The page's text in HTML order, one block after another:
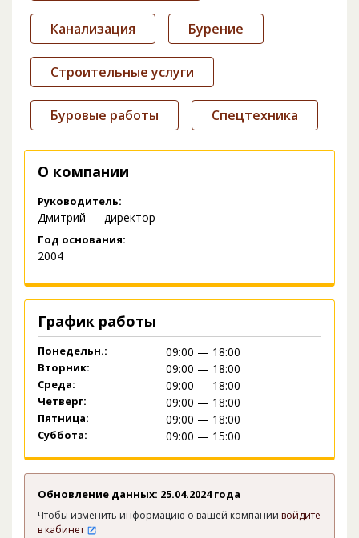
Канализация Бурение
Строительные услуги
Буровые работы Спецтехника
О компании
Руководитель:
Дмитрий — директор
Год основания:
2004
График работы
Понедельн.: 09:00 — 18:00
Вторник: 09:00 — 18:00
Среда: 09:00 — 18:00
Четверг: 09:00 — 18:00
Пятница: 09:00 — 18:00
Суббота: 09:00 — 15:00
Обновление данных: 25.04.2024 года
Чтобы изменить информацию о вашей компании войдите
в кабинет